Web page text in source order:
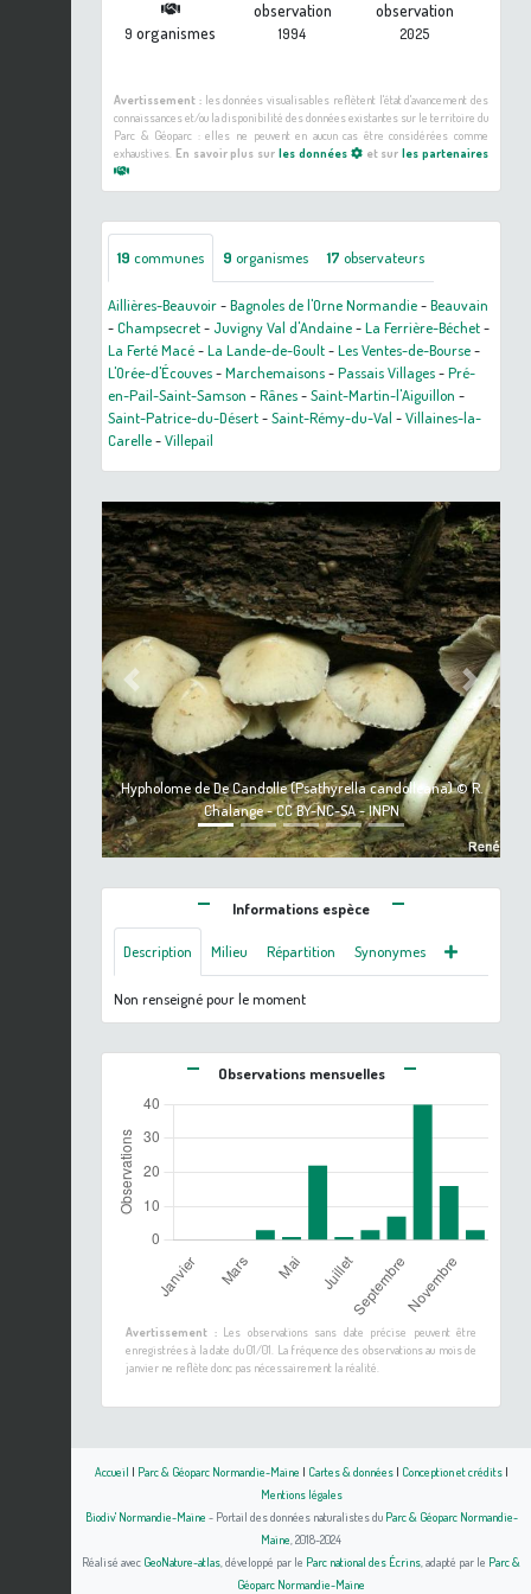
9 organismes
observation
1994
observation
2025
Avertissement :les données visualisables reflètent l'état d'avancement des
connaissances et/ou la disponibilité des données existantes sur le territoire du
Parc & Géoparc : elles ne peuvent en aucun cas être considérées comme
exhaustives. En savoir plus sur les données et surles partenaires
19 communes 9 organismes 17 observateurs
Aillières-Beauvoir-Bagnoles de l'Orne Normandie-Beauvain
-Champsecret- Juvigny Val d'Andaine-La Ferrière-Béchet-
La Ferté Macé-La Lande-de-Goult-Les Ventes-de-Bourse-
L'Orée-d'Écouves-Marchemaisons-Passais Villages-Pré-
en-Pail-Saint-Samson -Rânes-Saint-Martin-l'Aiguillon -
Saint-Patrice-du-Désert-Saint-Rémy-du-Val -Villaines-la-
Carelle-Villepail
Hypholome de De Candolle (Psathyrella candolleana) © R.
Chalange - CC BY-NC-SA - INPN
Previous Next
Informations espèce
Description Milieu Répartition Synonymes
Non renseigné pour le moment
Observations mensuelles
Avertissement :Les observations sans date précise peuvent être
enregistrées à la date du 01/01. La fréquence des observations au mois de
janvier ne reflète donc pas nécessairement la réalité.
Accueil | Parc & Géoparc Normandie-Maine | Cartes & données| Conception et crédits|
Mentions légales
Biodiv' Normandie-Maine - Portail des données naturalistes du Parc & Géoparc Normandie-
Maine , 2018-2024
Réalisé avec GeoNature-atlas , développé par le Parc national des Écrins , adapté par le Parc &
Géoparc Normandie-Maine